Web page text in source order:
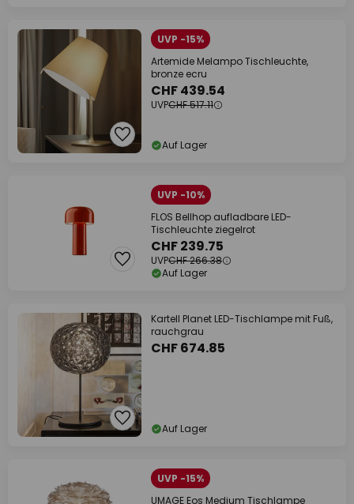
UVP -15%
Artemide Melampo Tischleuchte,
bronze ecru
CHF 439.54
UVPCHF 517.11
Auf Lager
UVP -10%
FLOS Bellhop aufladbare LED-
Tischleuchte ziegelrot
CHF 239.75
UVPCHF 266.38
Auf Lager
Kartell Planet LED-Tischlampe mit Fuß,
rauchgrau
CHF 674.85
Auf Lager
UVP -15%
UMAGE Eos Medium Tischlampe